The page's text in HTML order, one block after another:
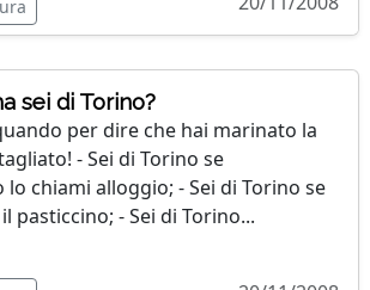
sei di Torino?
per dire che hai marinato la
- Sei di Torino se
chiami alloggio; - Sei di Torino se
pasticcino; - Sei di Torino...